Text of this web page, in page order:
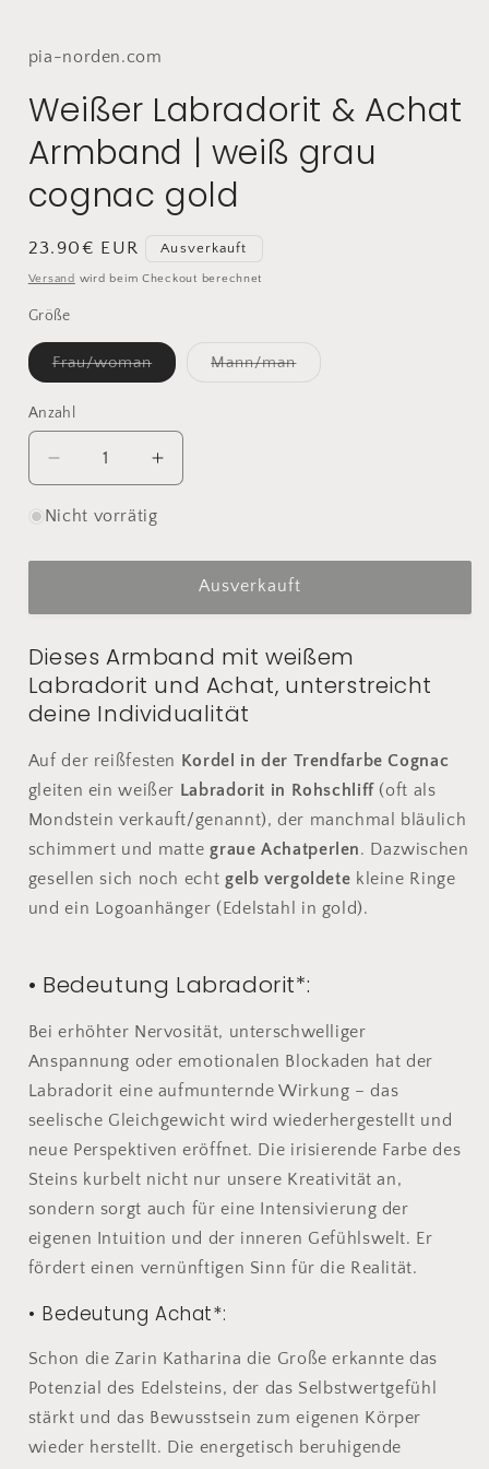
pia-norden.com
Weißer Labradorit & Achat
Armband | weiß grau
cognac gold
Normaler
Preis
23.90€ EUR Ausverkauft
Versand wird beim Checkout berechnet
Größe
Frau/womanVariante
ausverkauft
Mann/manVariante
Anzahl
Anzahl
Verringere
die
Menge
Weißer
&amp;
Armband
|
weiß
cognac
gold
Erhöhe
die
Menge
Weißer
Labradorit
&amp;
Armband
|
weiß
cognac
gold
Nicht vorrätig
Ausverkauft
Dieses Armband mit weißem
Labradorit und Achat, unterstreicht
deine Individualität
Auf der reißfesten Kordel in der Trendfarbe Cognac
gleiten ein weißer Labradorit in Rohschliff(oft als
Mondstein verkauft/genannt), der manchmal bläulich
schimmert und mattegraue Achatperlen. Dazwischen
gesellen sich noch echt gelb vergoldete kleine Ringe
und ein Logoanhänger (Edelstahl in gold).
• Bedeutung Labradorit*:
Bei erhöhter Nervosität, unterschwelliger
Anspannung oder emotionalen Blockaden hat der
Labradorit eine aufmunternde Wirkung – das
seelische Gleichgewicht wird wiederhergestellt und
neue Perspektiven eröffnet. Die irisierende Farbe des
Steins kurbelt nicht nur unsere Kreativität an,
sondern sorgt auch für eine Intensivierung der
eigenen Intuition und der inneren Gefühlswelt. Er
fördert einen vernünftigen Sinn für die Realität.
• Bedeutung Achat*:
Schon die Zarin Katharina die Große erkannte das
Potenzial des Edelsteins, der das Selbstwertgefühl
stärkt und das Bewusstsein zum eigenen Körper
wieder herstellt. Die energetisch beruhigende